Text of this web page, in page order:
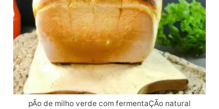
pÃo de milho verde com fermentaÇÃo natural